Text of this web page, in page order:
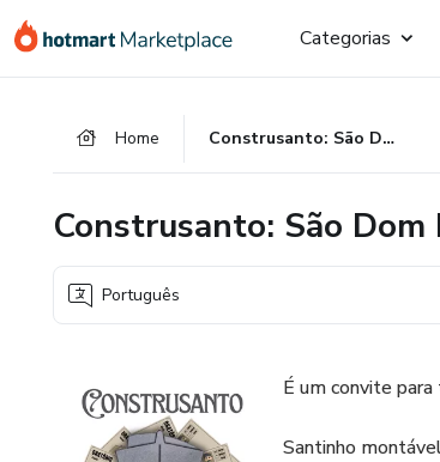
para
para
para
Categorias
Home Construsanto: São Dom Bosco
Construsanto: São Dom
Português
É um convite
Santinho